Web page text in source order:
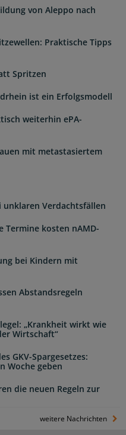
von Aleppo nach
Praktische Tipps
Spritzen
ist ein Erfolgsmodell
weiterhin ePA-
mit metastasiertem
unklaren Verdachtsfällen
Termine kosten nAMD-
bei Kindern mit
Abstandsregeln
„Krankheit wirkt wie
Wirtschaft“
GKV-Spargesetzes:
Woche geben
die neuen Regeln zur
weitere Nachrichten